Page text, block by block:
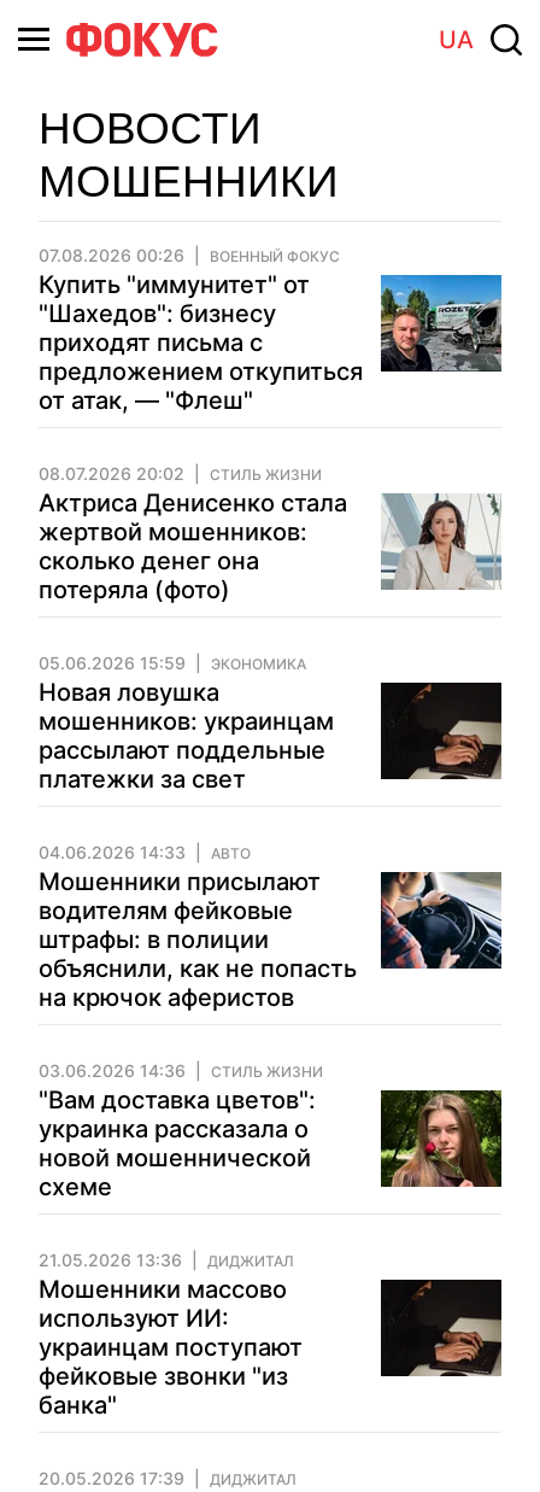
UA
НОВОСТИ
МОШЕННИКИ
07.08.2026 00:26 ВОЕННЫЙ ФОКУС
Купить "иммунитет" от
"Шахедов": бизнесу
приходят письма с
предложением откупиться
от атак, — "Флеш"
08.07.2026 20:02 СТИЛЬ ЖИЗНИ
Актриса Денисенко стала
жертвой мошенников:
сколько денег она
потеряла (фото)
05.06.2026 15:59 ЭКОНОМИКА
Новая ловушка
мошенников: украинцам
рассылают поддельные
платежки за свет
04.06.2026 14:33 АВТО
Мошенники присылают
водителям фейковые
штрафы: в полиции
объяснили, как не попасть
на крючок аферистов
03.06.2026 14:36 СТИЛЬ ЖИЗНИ
"Вам доставка цветов":
украинка рассказала о
новой мошеннической
схеме
21.05.2026 13:36 ДИДЖИТАЛ
Мошенники массово
используют ИИ:
украинцам поступают
фейковые звонки "из
банка"
20.05.2026 17:39 ДИДЖИТАЛ